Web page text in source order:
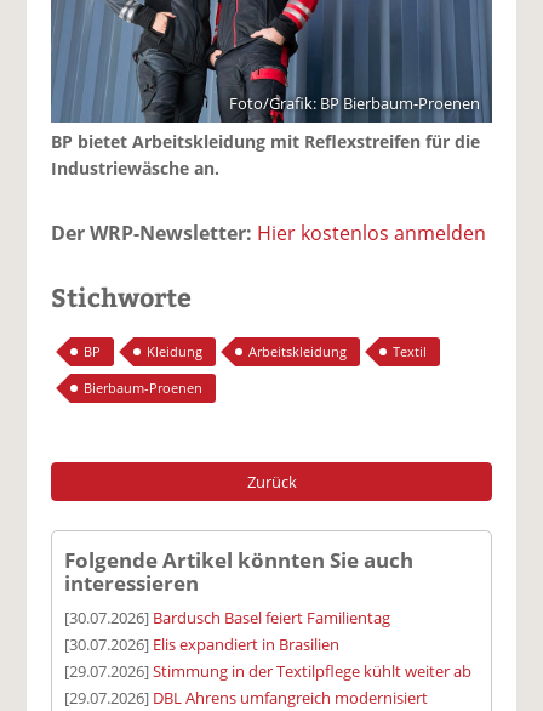
Foto/Grafik: BP Bierbaum-Proenen
BP bietet Arbeitskleidung mit Reflexstreifen für die
Industriewäsche an.
Der WRP-Newsletter: Hier kostenlos anmelden
Stichworte
BP Kleidung Arbeitskleidung
Textil
Bierbaum-Proenen
Zurück
Folgende Artikel könnten Sie auch
interessieren
[30.07.2026] Bardusch Basel feiert Familientag
[30.07.2026] Elis expandiert in Brasilien
[29.07.2026]Stimmung in der Textilpflege kühlt weiter ab
[29.07.2026] DBL Ahrens umfangreich modernisiert